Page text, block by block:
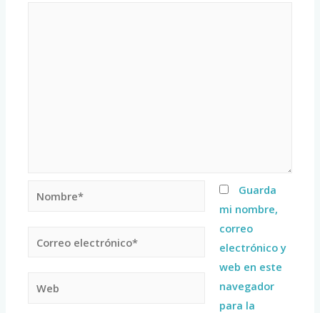
Guarda
mi nombre,
correo
electrónico y
web en este
navegador
para la